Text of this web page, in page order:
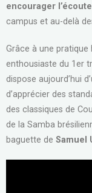
encourager
campus et au-delà
Grâce à une
enthousiaste du 1er
dispose aujourd’hui
d’apprécier des
des classiques de
de la Samba
baguette de Samuel